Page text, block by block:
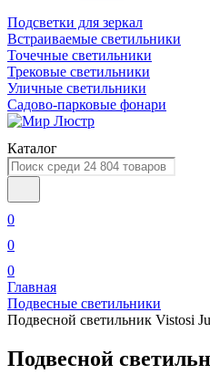
Подсветки для зеркал
Встраиваемые светильники
Точечные светильники
Трековые светильники
Уличные светильники
Садово-парковые фонари
Каталог
0
0
0
Главная
Подвесные светильники
Подвесной светильник Vistosi
Подвесной